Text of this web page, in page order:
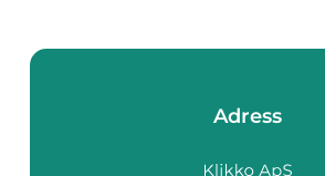
Adress